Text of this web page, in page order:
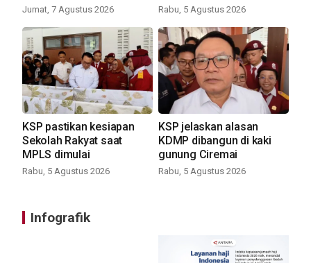
Jumat, 7 Agustus 2026 Rabu, 5 Agustus 2026
KSP pastikan kesiapan
Sekolah Rakyat saat
MPLS dimulai
Rabu, 5 Agustus 2026
KSP jelaskan alasan
KDMP dibangun di kaki
gunung Ciremai
Rabu, 5 Agustus 2026
Infografik